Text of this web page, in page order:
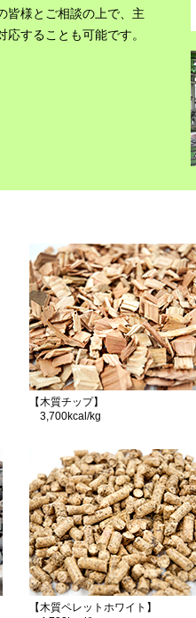
皆様とご相談の上で、主
することも可能です。
【木質チップ】
3,700kcal/kg
【木質ペレットホワイト】